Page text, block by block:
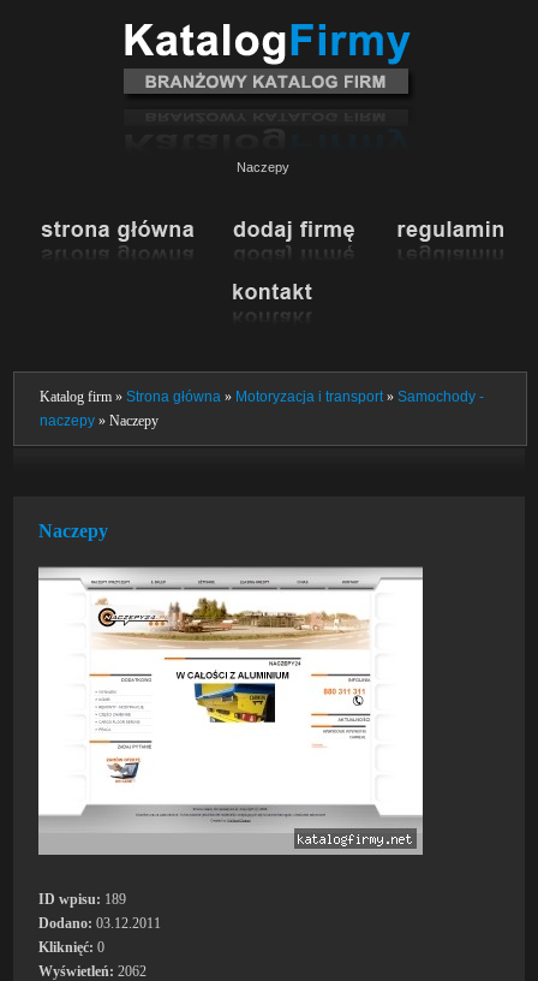
Naczepy
Katalog firm »Strona główna » Motoryzacja i transport»Samochody -
naczepy » Naczepy
Naczepy
ID wpisu: 189
Dodano: 03.12.2011
Kliknięć: 0
Wyświetleń: 2062